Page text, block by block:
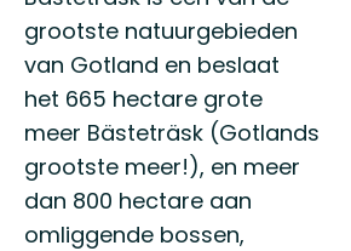
grootste natuurgebieden
van Gotland en beslaat
het 665 hectare grote
meer Bästeträsk (Gotlands
grootste meer!), en meer
dan 800 hectare aan
omliggende bossen,